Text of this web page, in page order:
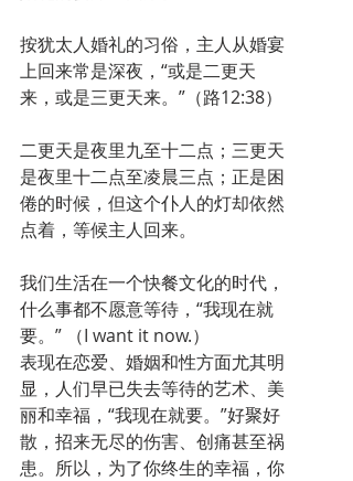
按犹太人婚礼的习俗，主人从婚宴
上回来常是深夜，“或是二更天
来，或是三更天来。”（路12:38）
二更天是夜里九至十二点；三更天
是夜里十二点至凌晨三点；正是困
倦的时候，但这个仆人的灯却依然
点着，等候主人回来。
我们生活在一个快餐文化的时代，
什么事都不愿意等待，“我现在就
要。” （I want it now.）
表现在恋爱、婚姻和性方面尤其明
显，人们早已失去等待的艺术、美
丽和幸福，“我现在就要。”好聚好
散，招来无尽的伤害、创痛甚至祸
患。所以，为了你终生的幸福，你